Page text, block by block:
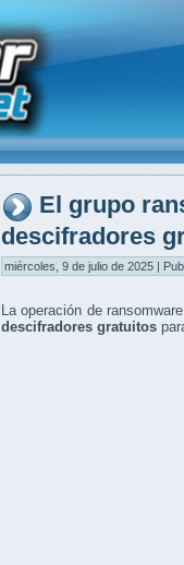
El grupo
descifradores
miércoles, 9 de julio de 2025 |
La operación de
descifradores gratuitos